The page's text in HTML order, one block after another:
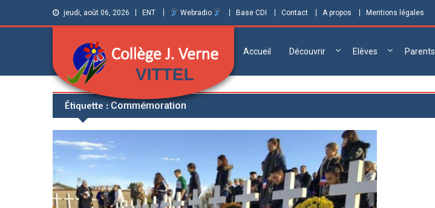
jeudi, août 06, 2026 ENT Webradio Base CDI Contact A propos Mentions légales
Collège Jules
Verne de Vittel
(Vosges)
Informations et ressources pour élèves,
parents et personnels
Accueil Découvrir Elèves Parents
Étiquette : Commémoration